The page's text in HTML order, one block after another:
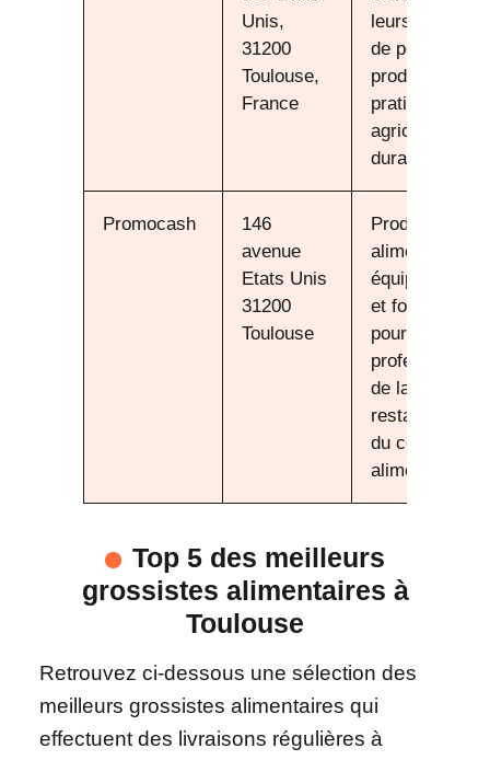
Unis,
31200
Toulouse,
France
leurs dérivés
de petits
producteurs
pratiquant une
agriculture
durable
Promocash
146
avenue
Etats Unis
31200
Toulouse
Produits
alimentaires,
équipements
et fournitures
pour les
professionnels
de la
restauration et
du commerce
alimentaire
Top 5 des meilleurs
grossistes alimentaires à
Toulouse
Retrouvez ci-dessous une sélection des
meilleurs grossistes alimentaires qui
effectuent des livraisons régulières à